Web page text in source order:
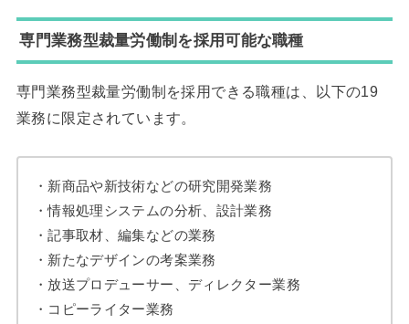
専門業務型裁量労働制を採用可能な職種
専門業務型裁量労働制を採用できる職種は、以下の19
業務に限定されています。
・新商品や新技術などの研究開発業務
・情報処理システムの分析、設計業務
・記事取材、編集などの業務
・新たなデザインの考案業務
・放送プロデューサー、ディレクター業務
・コピーライター業務